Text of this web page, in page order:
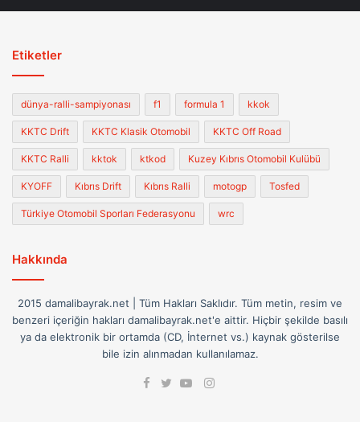
Etiketler
dünya-ralli-sampiyonası f1 formula 1 kkok
KKTC Drift KKTC Klasik Otomobil KKTC Off Road
KKTC Ralli kktok ktkod Kuzey Kıbrıs Otomobil Kulübü
KYOFF Kıbrıs Drift Kıbrıs Ralli motogp Tosfed
Türkiye Otomobil Sporları Federasyonu wrc
Hakkında
2015 damalibayrak.net | Tüm Hakları Saklıdır. Tüm metin, resim ve
benzeri içeriğin hakları damalibayrak.net'e aittir. Hiçbir şekilde basılı
ya da elektronik bir ortamda (CD, İnternet vs.) kaynak gösterilse
bile izin alınmadan kullanılamaz.
FacebookInstagram